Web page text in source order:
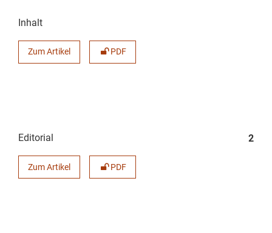
Inhalt
Zum Artikel PDF
Editorial
Zum Artikel PDF
2